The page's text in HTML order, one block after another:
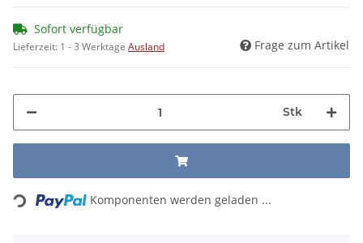
Sofort verfügbar
Lieferzeit: 1 - 3 Werktage Ausland Frage zum Artikel
Stk
Loading... Komponenten werden geladen ...